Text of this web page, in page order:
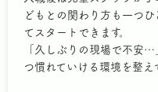
どもとの関わり方も一つ
てスタートできます。
「久しぶりの現場で不安
つ慣れていける環境を整え